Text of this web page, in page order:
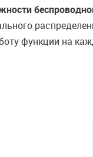
функции на